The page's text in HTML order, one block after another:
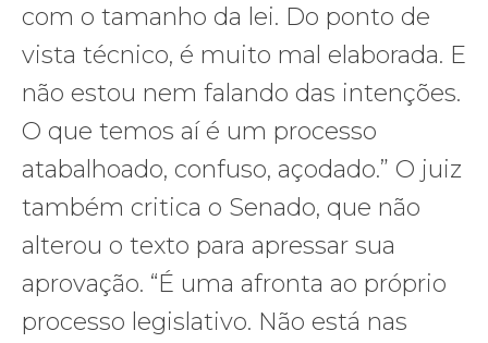
com o tamanho da lei. Do ponto de
vista técnico, é muito mal elaborada. E
não estou nem falando das intenções.
O que temos aí é um processo
atabalhoado, confuso, açodado.” O juiz
também critica o Senado, que não
alterou o texto para apressar sua
aprovação. “É uma afronta ao próprio
processo legislativo. Não está nas